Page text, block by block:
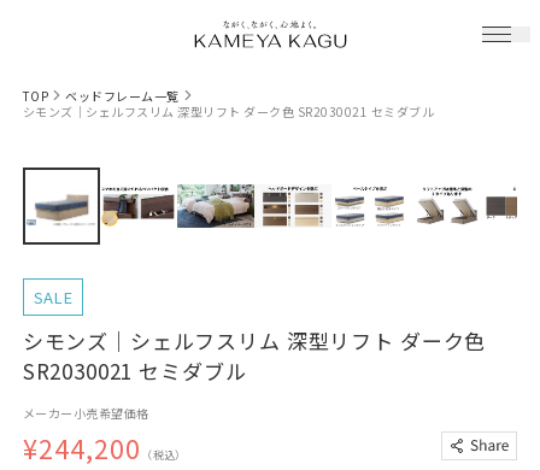
TOP
ベッドフレーム一覧
シモンズ｜シェルフスリム 深型リフト ダーク色 SR2030021 セミダブル
SALE
シモンズ｜シェルフスリム 深型リフト ダーク色
SR2030021 セミダブル
メーカー小売希望価格
¥244,200 （税込）